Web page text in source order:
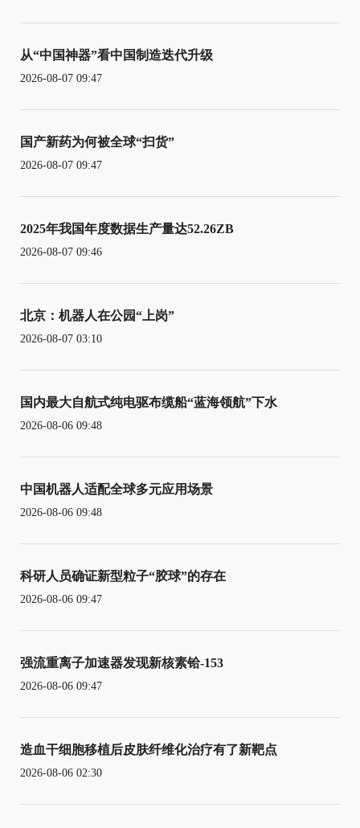
从“中国神器”看中国制造迭代升级
2026-08-07 09:47
国产新药为何被全球“扫货”
2026-08-07 09:47
2025年我国年度数据生产量达52.26ZB
2026-08-07 09:46
北京：机器人在公园“上岗”
2026-08-07 03:10
国内最大自航式纯电驱布缆船“蓝海领航”下水
2026-08-06 09:48
中国机器人适配全球多元应用场景
2026-08-06 09:48
科研人员确证新型粒子“胶球”的存在
2026-08-06 09:47
强流重离子加速器发现新核素铪-153
2026-08-06 09:47
造血干细胞移植后皮肤纤维化治疗有了新靶点
2026-08-06 02:30